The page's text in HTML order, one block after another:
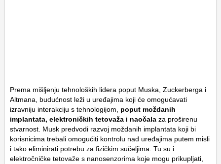
Prema mišljenju tehnoloških lidera poput Muska, Zuckerberga i
Altmana, budućnost leži u uređajima koji će omogućavati
izravniju interakciju s tehnologijom, poput moždanih
implantata, elektroničkih tetovaža i naočala za proširenu
stvarnost. Musk predvodi razvoj moždanih implantata koji bi
korisnicima trebali omogućiti kontrolu nad uređajima putem misli
i tako eliminirati potrebu za fizičkim sučeljima. Tu su i
elektročničke tetovaže s nanosenzorima koje mogu prikupljati,